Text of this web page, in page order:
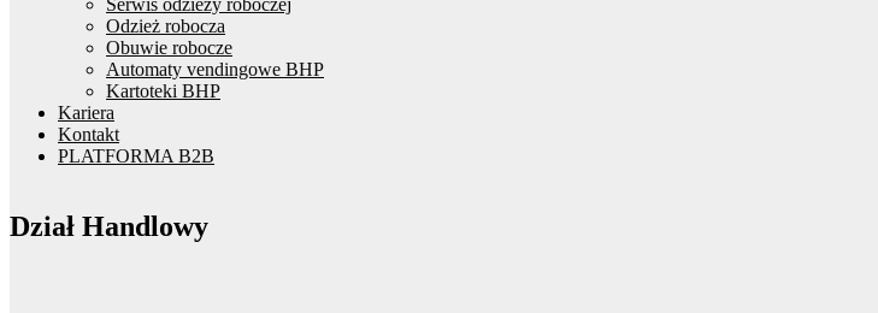
Serwis odzieży roboczej
Odzież robocza
Obuwie robocze
Automaty vendingowe BHP
Kartoteki BHP
Kariera
Kontakt
PLATFORMA B2B
Dział Handlowy